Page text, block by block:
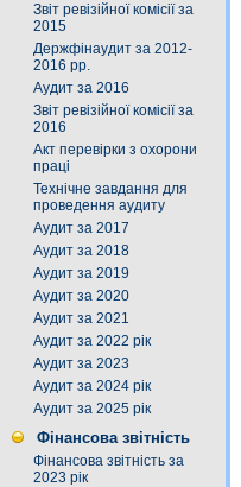
Звіт ревізійної комісії за
2015
Держфінаудит за 2012-
2016 рр.
Аудит за 2016
Звіт ревізійної комісії за
2016
Акт перевірки з охорони
праці
Технічне завдання для
проведення аудиту
Аудит за 2017
Аудит за 2018
Аудит за 2019
Аудит за 2020
Аудит за 2021
Аудит за 2022 рік
Аудит за 2023
Аудит за 2024 рік
Аудит за 2025 рік
Фінансова звітність
Фінансова звітність за
2023 рік